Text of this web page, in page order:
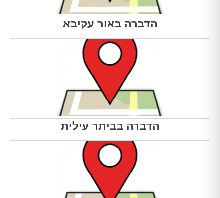
הדברה באור עקיבא
הדברה בביתר עילית